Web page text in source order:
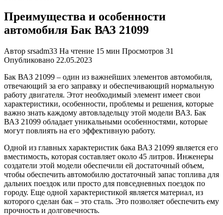
Преимущества и особенности
автомобиля Бак ВАЗ 21099
Автор srsadm33 На чтение 15 мин Просмотров 31
Опубликовано 22.05.2023
Бак ВАЗ 21099 – один из важнейших элементов автомобиля,
отвечающий за его заправку и обеспечивающий нормальную
работу двигателя. Этот необходимый элемент имеет свои
характеристики, особенности, проблемы и решения, которые
важно знать каждому автовладельцу этой модели ВАЗ. Бак
ВАЗ 21099 обладает уникальными особенностями, которые
могут повлиять на его эффективную работу.
Одной из главных характеристик бака ВАЗ 21099 является его
вместимость, которая составляет около 45 литров. Инженеры
создатели этой модели обеспечили ей достаточный объем,
чтобы обеспечить автомобилю достаточный запас топлива для
дальних поездок или просто для повседневных поездок по
городу. Еще одной характеристикой является материал, из
которого сделан бак – это сталь. Это позволяет обеспечить ему
прочность и долговечность.